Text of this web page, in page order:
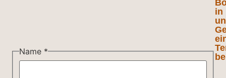
in
Nachricht
haben
Name *